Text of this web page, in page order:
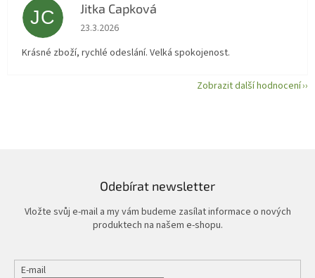
JC Jitka Capková
Hodnocení obchodu je 5 z 5 hvězdiček.
23.3.2026
Krásné zboží, rychlé odeslání. Velká spokojenost.
Zobrazit další hodnocení
Odebírat newsletter
Vložte svůj e-mail a my vám budeme zasílat informace o nových
produktech na našem e-shopu.
E-mail